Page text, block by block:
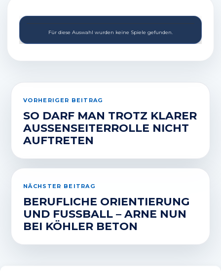
Für diese Auswahl wurden keine Spiele gefunden.
VORHERIGER BEITRAG
SO DARF MAN TROTZ KLARER
AUSSENSEITERROLLE NICHT A
UFTRETEN
NÄCHSTER BEITRAG
BERUFLICHE ORIENTIERUNG
UND FUSSBALL – ARNE NUN B
EI KÖHLER BETON